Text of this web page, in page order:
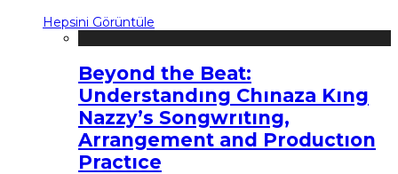
Hepsini Görüntüle
Beyond the Beat:
Understandıng Chınaza Kıng
Nazzy’s Songwrıtıng,
Arrangement and Productıon
Practıce